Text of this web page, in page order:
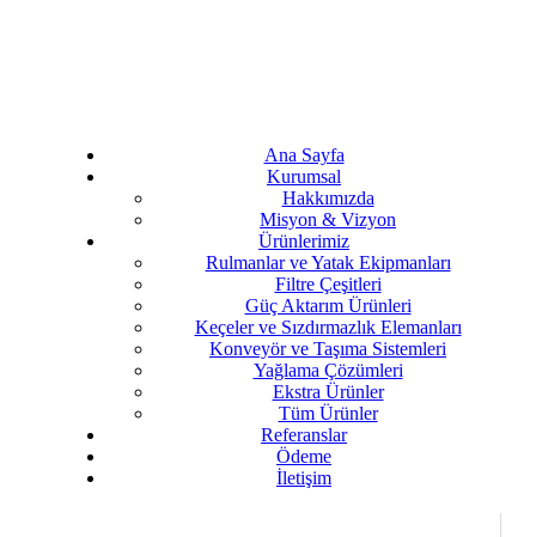
Ana Sayfa
Kurumsal
Hakkımızda
Misyon & Vizyon
Ürünlerimiz
Rulmanlar ve Yatak Ekipmanları
Filtre Çeşitleri
Güç Aktarım Ürünleri
Keçeler ve Sızdırmazlık Elemanları
Konveyör ve Taşıma Sistemleri
Yağlama Çözümleri
Ekstra Ürünler
Tüm Ürünler
Referanslar
Ödeme
İletişim